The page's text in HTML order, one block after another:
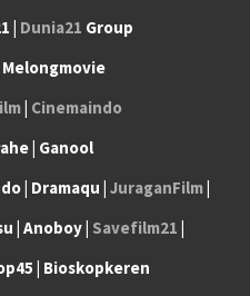
| Dunia21 Group
| Cinemaindo
| Ganool
| Dramaqu | JuraganFilm|
| Anoboy | Savefilm21 |
| Bioskopkeren